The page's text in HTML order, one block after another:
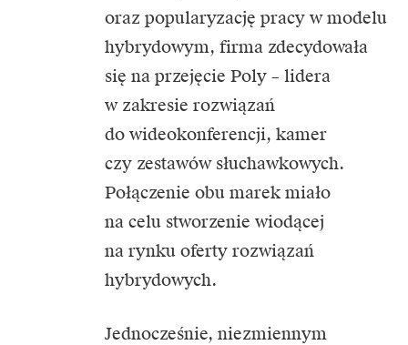
oraz popularyzację pracy w modelu
hybrydowym, firma zdecydowała
się na przejęcie Poly – lidera
w zakresie rozwiązań
do wideokonferencji, kamer
czy zestawów słuchawkowych.
Połączenie obu marek miało
na celu stworzenie wiodącej
na rynku oferty rozwiązań
hybrydowych.
Jednocześnie, niezmiennym